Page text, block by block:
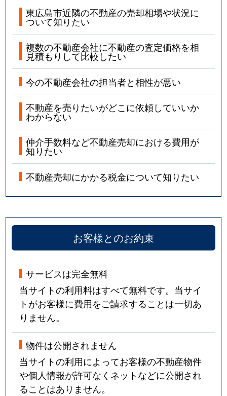
東広島市近隣の不動産の売却相場や状況に
ついて知りたい
複数の不動産会社に不動産の査定価格を相
見積もりして比較したい
今の不動産会社の担当者と相性が悪い
不動産を売りたいがどこに依頼していいか
わからない
仲介手数料など不動産売却における費用が
知りたい
不動産売却にかかる税金について知りたい
お客様とのお約束
サービスは完全無料
当サイトの利用料はすべて無料です。当サイ
トがお客様に費用をご請求することは一切あ
りません。
物件は公開されません
当サイトの利用によってお客様の不動産物件
や個人情報が許可なくネットなどに公開され
ることはありません。